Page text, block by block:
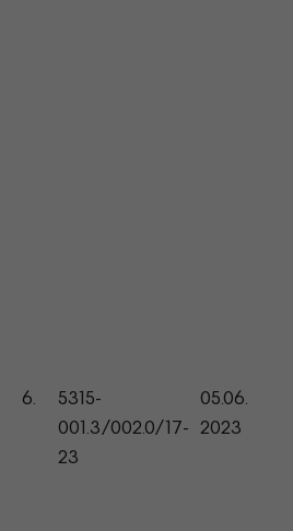
6.
5315-
001.3/002.0/17-
23
05.06.
2023